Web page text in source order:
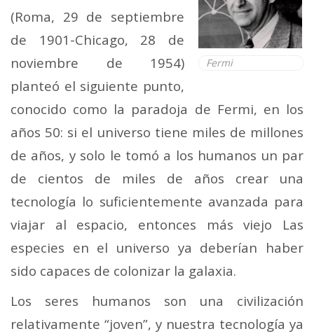
Fermi
(Roma, 29 de septiembre
de 1901-Chicago, 28 de
noviembre de 1954)
planteó el siguiente punto,
conocido como la paradoja de Fermi, en los
años 50: si el universo tiene miles de millones
de años, y solo le tomó a los humanos un par
de cientos de miles de años crear una
tecnología lo suficientemente avanzada para
viajar al espacio, entonces más viejo Las
especies en el universo ya deberían haber
sido capaces de colonizar la galaxia.
Los seres humanos son una civilización
relativamente “joven”, y nuestra tecnología ya